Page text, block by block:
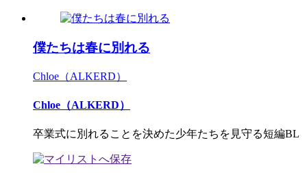
僕たちは春に別れる
Chloe（ALKERD）
Chloe（ALKERD）
卒業式に別れることを決めた少年たちを見守る短編BL